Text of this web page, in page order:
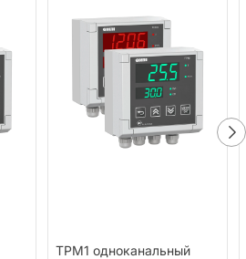
ТРМ1 одноканальный